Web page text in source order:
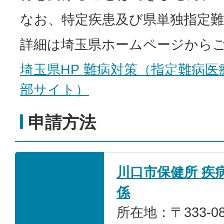
なお、特定疾患及び県単独指定
詳細は埼玉県ホームページから
埼玉県HP 難病対策（指定難病医
部サイト）
申請方法
川口市保健所 疾
係
所在地：〒333-